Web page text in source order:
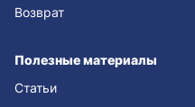
Возврат
Полезные материалы
Статьи